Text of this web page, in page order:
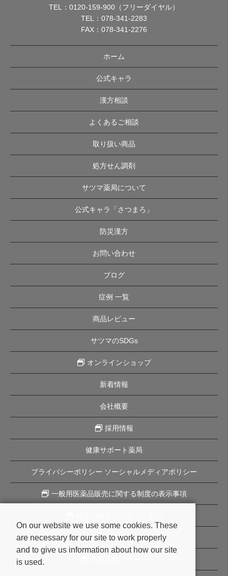
TEL： 0120-159-900（フリーダイヤル）
TEL： 078-341-2283
FAX：078-341-2276
ホーム
公式キャラ
漢方相談
よくあるご相談
取り扱い商品
処方せん調剤
サツマ薬局について
公式キャラ「さつまろ」
防災漢方
お問い合わせ
ブログ
症例 一覧
商品レビュー
サツマのSDGs
オンラインショップ
新着情報
会社概要
採用情報
健康サポート薬局
プライバシーポリシー ソーシャルメディアポリシー
一般用医薬品販売に関する制度の表示事項
企業理念
On our website we use some cookies. These
are necessary for our site to work properly
and to give us information about how our site
is used.